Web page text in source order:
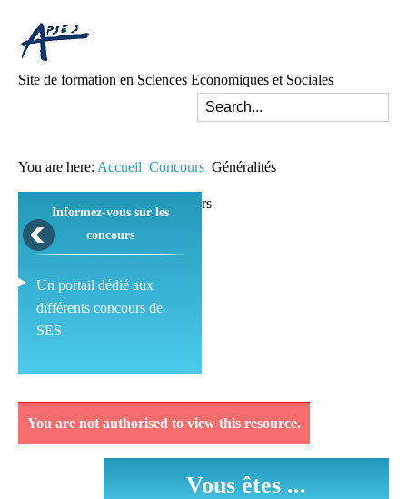
Site de formation en Sciences Economiques et Sociales
You are here: Accueil Concours Généralités
Informez-vous sur les
concours
Un portail dédié aux
différents concours de
SES
Découvrez et analysez
You are not authorised to view this resource.
Vous êtes ...